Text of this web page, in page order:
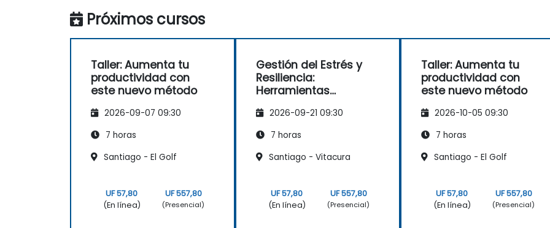
Próximos cursos
Taller: Aumenta tu
productividad con
este nuevo método
2026-09-07 09:30
7 horas
Santiago - El Golf
UF 57,80
(En línea)
UF 557,80
(Presencial)
Gestión del Estrés y
Resiliencia:
Herramientas
de Reflexión
2026-09-21 09:30
7 horas
Santiago - Vitacura
UF 57,80
(En línea)
UF 557,80
(Presencial)
Taller: Aumenta tu
productividad con
este nuevo método
2026-10-05 09:30
7 horas
Santiago - El Golf
UF 57,80
(En línea)
UF 557,80
(Presencial)